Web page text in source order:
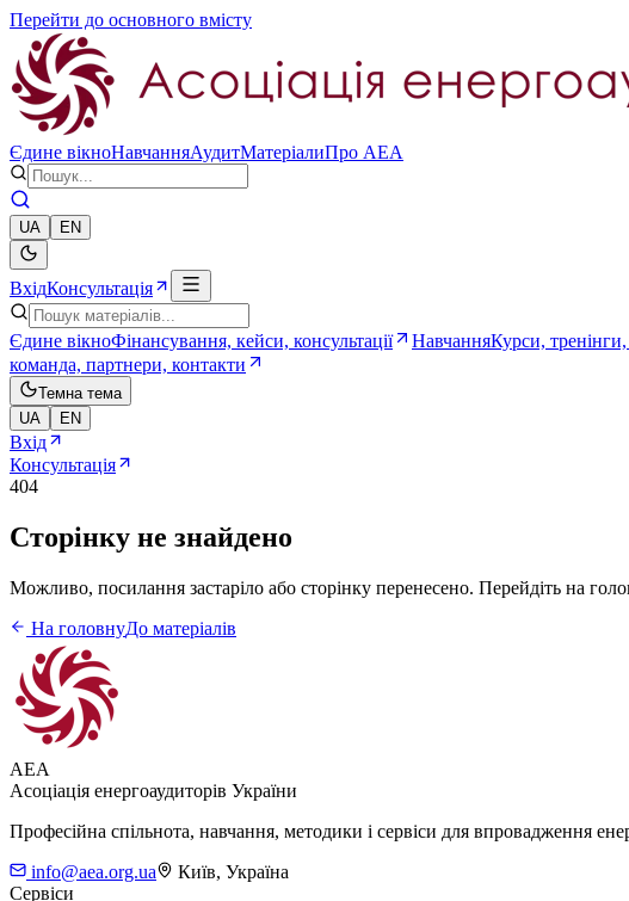
Перейти до основного вмісту
Єдине вікноНавчанняАудитМатеріалиПро AEA
UA EN
ВхідКонсультація
Єдине вікноФінансування, кейси, консультації НавчанняКурси,
команда, партнери, контакти
Темна тема
UA
EN
Вхід
Консультація
404
Сторінку не знайдено
Можливо, посилання застаріло або сторінку перенесено. Перейдіть на
На головнуДо матеріалів
AEA
Асоціація енергоаудиторів України
Професійна спільнота, навчання, методики і сервіси для впровадження
info@aea.org.ua
Київ, Україна
Сервіси